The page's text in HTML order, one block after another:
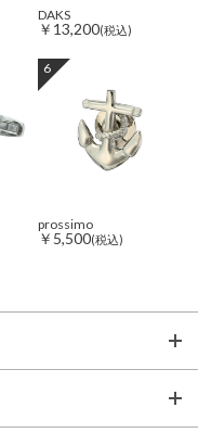
DAKS
￥13,200(税込)
6
prossimo
￥5,500(税込)